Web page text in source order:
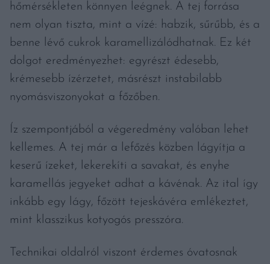
hőmérsékleten könnyen leégnek. A tej forrása
nem olyan tiszta, mint a vízé: habzik, sűrűbb, és a
benne lévő cukrok karamellizálódhatnak. Ez két
dolgot eredményezhet: egyrészt édesebb,
krémesebb ízérzetet, másrészt instabilabb
nyomásviszonyokat a főzőben.
Íz szempontjából a végeredmény valóban lehet
kellemes. A tej már a lefőzés közben lágyítja a
keserű ízeket, lekerekíti a savakat, és enyhe
karamellás jegyeket adhat a kávénak. Az ital így
inkább egy lágy, főzött tejeskávéra emlékeztet,
mint klasszikus kotyogós presszóra.
Technikai oldalról viszont érdemes óvatosnak